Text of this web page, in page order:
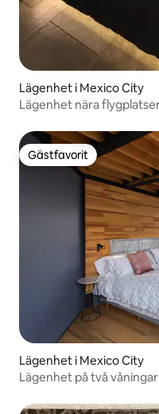
Lägenhet i Mexico City
Lägenhet nära
Gästfavorit
Gästfavorit
Lägenhet i Mexico City
Lägenhet på två